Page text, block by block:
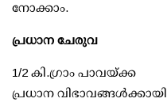
നോക്കാം.
പ്രധാന ചേരുവ
1/2 കി.ഗ്രാം പാവയ്ക്ക
പ്രധാന വിഭാവങ്ങള്‍ക്കായി